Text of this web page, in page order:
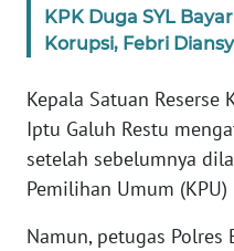
KPK Duga SYL
Korupsi, Febri
Kepala Satuan Reserse
Iptu Galuh Restu
setelah sebelumnya
Pemilihan Umum (KPU)
Namun, petugas Polres
TENTANG
KAMI
PEDOMAN
MEDIA
SIBER
REDAKSI